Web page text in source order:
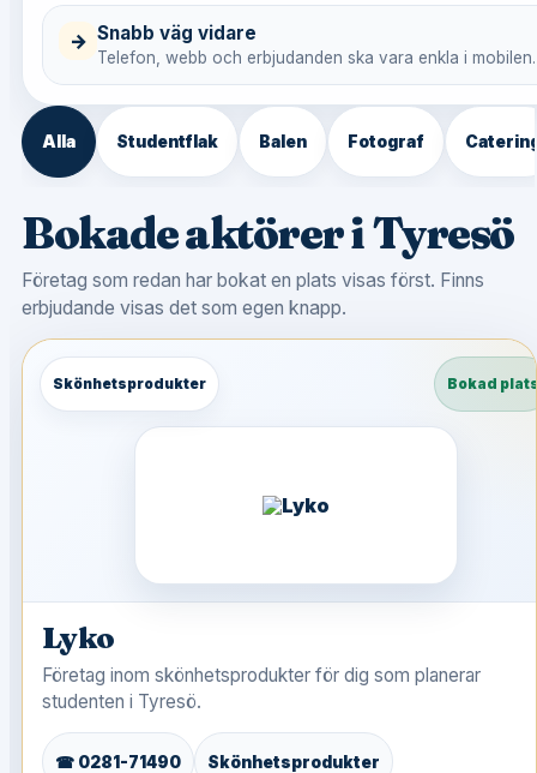
→ Snabb väg vidare
Telefon, webb och erbjudanden ska vara enkla i mobilen.
Alla Studentflak Balen Fotograf
Bokade aktörer i Tyresö
Företag som redan har bokat en plats visas först. Finns
erbjudande visas det som egen knapp.
Skönhetsprodukter Bokad
Lyko
Företag inom skönhetsprodukter för dig som planerar
studenten i Tyresö.
☎ 0281-71490 Skönhetsprodukter